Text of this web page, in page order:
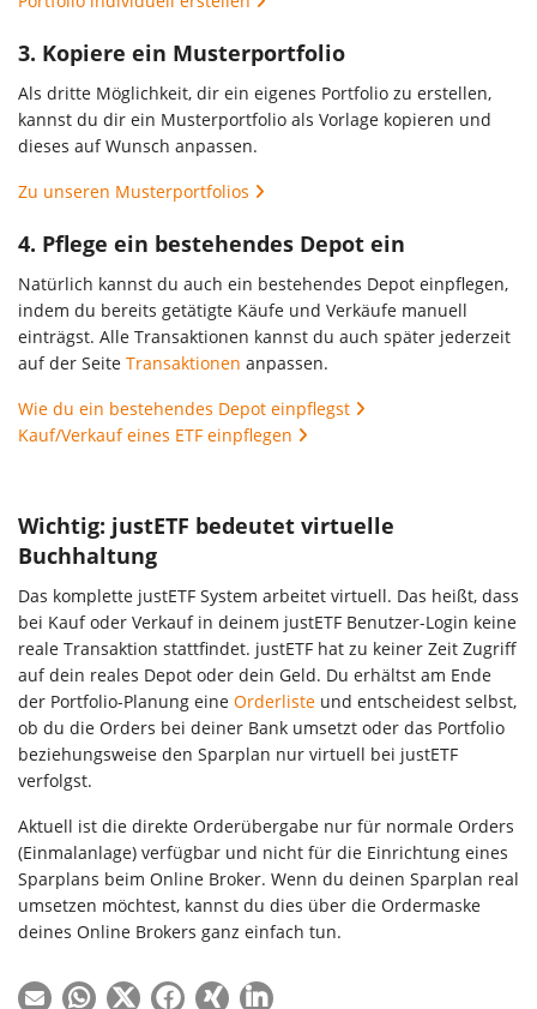
3. Kopiere ein Musterportfolio
Als dritte Möglichkeit, dir ein eigenes Portfolio zu erstellen,
kannst du dir ein Musterportfolio als Vorlage kopieren und
dieses auf Wunsch anpassen.
Zu unseren Musterportfolios
4. Pflege ein bestehendes Depot ein
Natürlich kannst du auch ein bestehendes Depot einpflegen,
indem du bereits getätigte Käufe und Verkäufe manuell
einträgst. Alle Transaktionen kannst du auch später jederzeit
auf der Seite Transaktionen anpassen.
Wie du ein bestehendes Depot einpflegst
Kauf/Verkauf eines ETF einpflegen
Wichtig: justETF bedeutet virtuelle
Buchhaltung
Das komplette justETF System arbeitet virtuell. Das heißt, dass
bei Kauf oder Verkauf in deinem justETF Benutzer-Login keine
reale Transaktion stattfindet. justETF hat zu keiner Zeit Zugriff
auf dein reales Depot oder dein Geld. Du erhältst am Ende
der Portfolio-Planung eine Orderliste und entscheidest selbst,
ob du die Orders bei deiner Bank umsetzt oder das Portfolio
beziehungsweise den Sparplan nur virtuell bei justETF
verfolgst.
Aktuell ist die direkte Orderübergabe nur für normale Orders
(Einmalanlage) verfügbar und nicht für die Einrichtung eines
Sparplans beim Online Broker. Wenn du deinen Sparplan real
umsetzen möchtest, kannst du dies über die Ordermaske
deines Online Brokers ganz einfach tun.